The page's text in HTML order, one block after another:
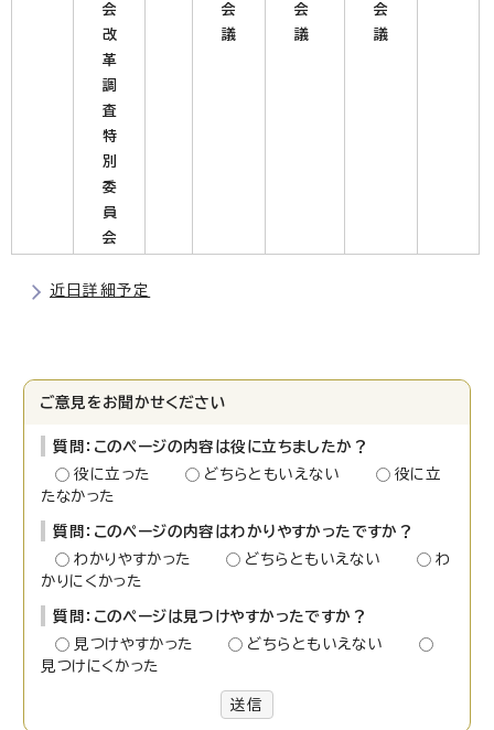
会
改
革
調
査
特
別
委
員
会
会
議
会
議
会
議
近日詳細予定
ご意見をお聞かせください
質問：このページの内容は役に立ちましたか？
役に立った
どちらともいえない
役に立
たなかった
質問：このページの内容はわかりやすかったですか？
わかりやすかった
どちらともいえない
わ
かりにくかった
質問：このページは見つけやすかったですか？
見つけやすかった
どちらともいえない
見つけにくかった
送信